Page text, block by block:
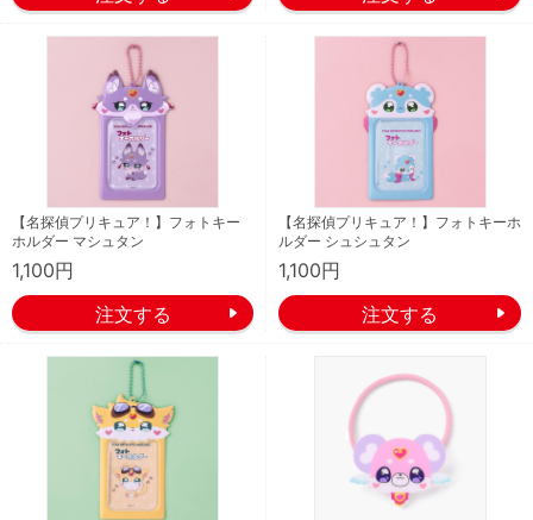
【名探偵プリキュア！】フォトキー
ホルダー マシュタン
1,100円
【名探偵プリキュア！】フォトキーホ
ルダー シュシュタン
1,100円